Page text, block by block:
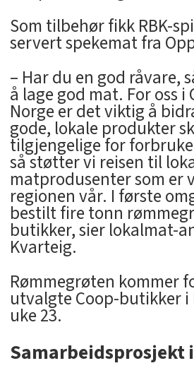
Som tilbehør fikk RBK-
servert spekemat fra
– Har du en god råvare,
å lage god mat. For oss i
Norge er det viktig å
gode, lokale produkter
tilgjengelige for
så støtter vi reisen til
matprodusenter som er
regionen vår. I første
bestilt fire tonn
butikker, sier lokalmat-
Kvarteig.
Rømmegrøten kommer
utvalgte Coop-butikker i
uke 23.
Samarbeidsprosjekt